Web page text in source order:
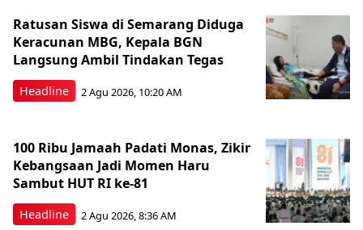
Headline
Ratusan Siswa di Semarang Diduga
Keracunan MBG, Kepala BGN
Langsung Ambil Tindakan Tegas
2 Agu 2026, 10:20 AM
Headline
100 Ribu Jamaah Padati Monas, Zikir
Kebangsaan Jadi Momen Haru
Sambut HUT RI ke-81
2 Agu 2026, 8:36 AM